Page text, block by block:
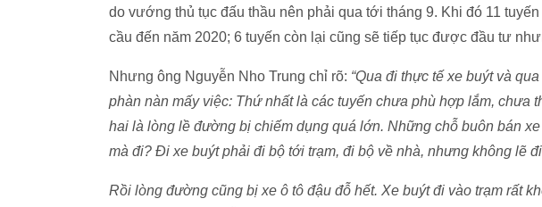
do vướng thủ tục đấu thầu nên phải qua tới tháng 9. Khi đó 11
cầu đến năm 2020; 6 tuyến còn lại cũng sẽ tiếp tục được đầu tư
Nhưng ông Nguyễn Nho Trung chỉ rõ: “Qua đi thực tế xe buýt và
phàn nàn mấy việc: Thứ nhất là các tuyến chưa phù hợp lắm, chưa
hai là lòng lề đường bị chiếm dụng quá lớn. Những chỗ buôn bán
mà đi? Đi xe buýt phải đi bộ tới trạm, đi bộ về nhà, nhưng không lẽ
Rồi lòng đường cũng bị xe ô tô đậu đỗ hết. Xe buýt đi vào trạm rất